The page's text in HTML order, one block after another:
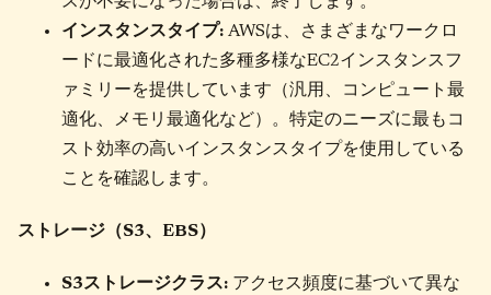
インスタンスタイプ: AWSは、さまざまなワークロ
ードに最適化された多種多様なEC2インスタンスフ
ァミリーを提供しています（汎用、コンピュート最
適化、メモリ最適化など）。特定のニーズに最もコ
スト効率の高いインスタンスタイプを使用している
ことを確認します。
ストレージ（S3、EBS）
S3ストレージクラス: アクセス頻度に基づいて異な